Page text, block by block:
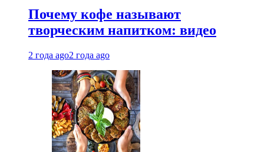
Почему кофе называют
творческим напитком: видео
2 года ago2 года ago